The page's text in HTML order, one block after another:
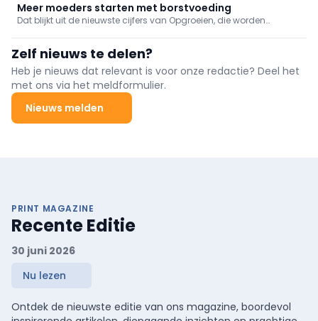
Meer moeders starten met borstvoeding
Dat blijkt uit de nieuwste cijfers van Opgroeien, die worden
Zelf nieuws te delen?
Heb je nieuws dat relevant is voor onze redactie? Deel het
met ons via het meldformulier.
Nieuws melden
PRINT MAGAZINE
Recente Editie
30 juni 2026
Nu lezen
Ontdek de nieuwste editie van ons magazine, boordevol